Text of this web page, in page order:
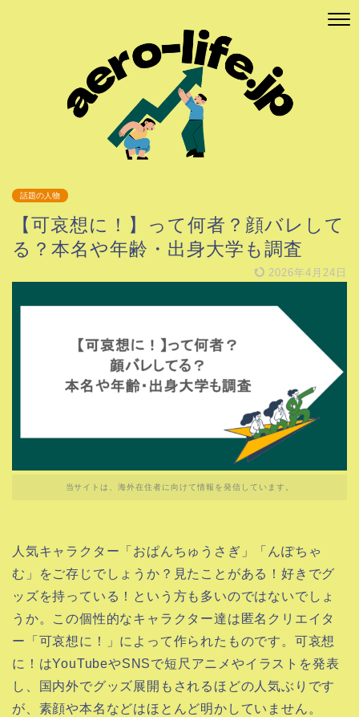
話題の人物
【可哀想に！】って何者？顔バレして
る？本名や年齢・出身大学も調査
2026年4月24日
当サイトは、海外在住者に向けて情報を発信しています。
人気キャラクター「おぱんちゅうさぎ」「んぽちゃ
む」をご存じでしょうか？見たことがある！好きでグ
ッズを持っている！という方も多いのではないでしょ
うか。この個性的なキャラクター達は匿名クリエイタ
ー「可哀想に！」によって作られたものです。可哀想
に！はYouTubeやSNSで短尺アニメやイラストを発表
し、国内外でグッズ展開もされるほどの人気ぶりです
が、素顔や本名などはほとんど明かしていません。